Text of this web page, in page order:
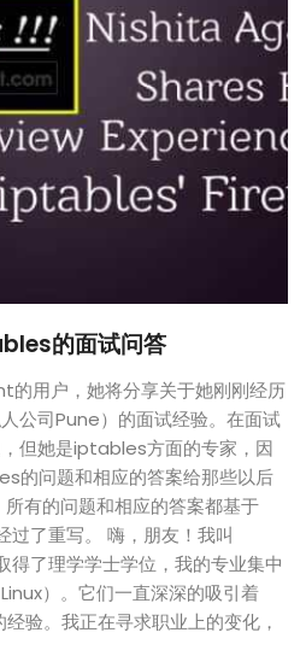
的面试问答
用户，她将分享关于她刚刚经历
公司Pune）的面试经验。在面试
但她是iptables方面的专家，因
的问题和相应的答案给那些以后
有的问题和相应的答案都基于
了重写。 嗨，朋友！我叫
了理学学士学位，我的专业集中
）。它们一直深深的吸引着
验。我正在寻求职业上的变化，